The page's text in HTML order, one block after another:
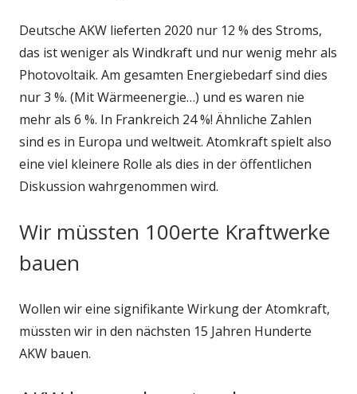
Deutsche AKW lieferten 2020 nur 12 % des Stroms,
das ist weniger als Windkraft und nur wenig mehr als
Photovoltaik. Am gesamten Energiebedarf sind dies
nur 3 %. (Mit Wärmeenergie…) und es waren nie
mehr als 6 %. In Frankreich 24 %! Ähnliche Zahlen
sind es in Europa und weltweit. Atomkraft spielt also
eine viel kleinere Rolle als dies in der öffentlichen
Diskussion wahrgenommen wird.
Wir müssten 100erte Kraftwerke
bauen
Wollen wir eine signifikante Wirkung der Atomkraft,
müssten wir in den nächsten 15 Jahren Hunderte
AKW bauen.